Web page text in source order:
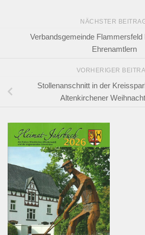
NÄCHSTER
Verbandsgemeinde
Ehrenamtlern
VORHERIGER
Stollenanschnitt in der
Altenkirchener